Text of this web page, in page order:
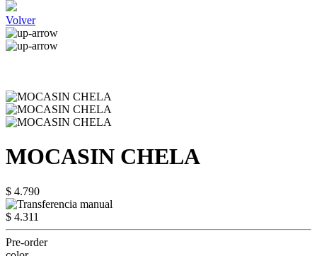
Volver
MOCASIN CHELA
$ 4.790
$ 4.311
Pre-order